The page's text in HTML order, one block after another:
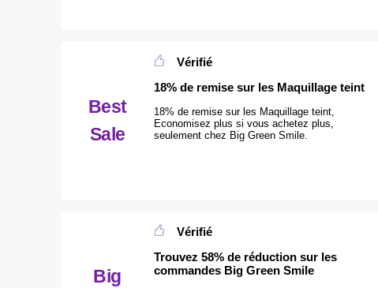
Best
Sale
Vérifié
18% de remise sur les Maquillage teint
18% de remise sur les Maquillage teint,
Economisez plus si vous achetez plus,
seulement chez Big Green Smile.
Big
Vérifié
Trouvez 58% de réduction sur les
commandes Big Green Smile